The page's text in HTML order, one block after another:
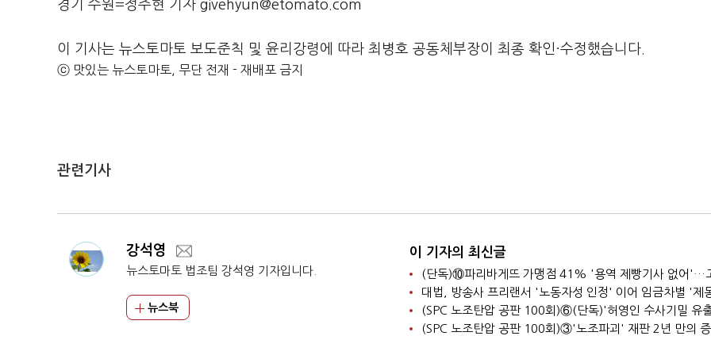
경기 수원=정주현 기자 givehyun@etomato.com
이 기사는 뉴스토마토 보도준칙 및 윤리강령에 따라 최병호 공동체부장이 최종 확인·수정했습니다.
ⓒ 맛있는 뉴스토마토, 무단 전재 - 재배포 금지
관련기사
강석영
뉴스토마토 법조팀 강석영 기자입니다.
뉴스북
이 기자의 최신글
대법, 방송사 프리랜서 '노동자성 인정' 이어 임금차별 '제